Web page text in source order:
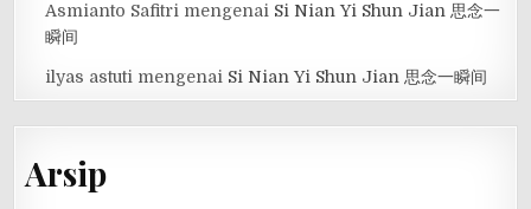
Asmianto Safitri mengenai Si Nian Yi Shun Jian 思念一
瞬间
ilyas astuti mengenai Si Nian Yi Shun Jian 思念一瞬间
Arsip